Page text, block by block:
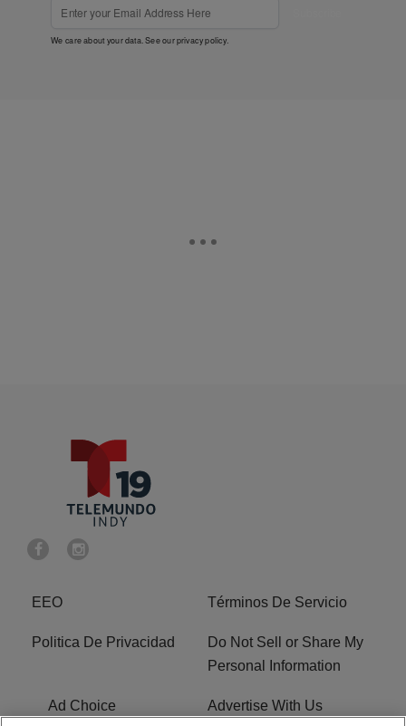
We care about your data. See ourprivacy policy.
EEO Términos De Servicio
Politica De Privacidad
Do Not Sell or Share My
Personal Information
Ad Choice Advertise With Us